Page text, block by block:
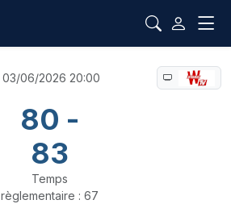
03/06/2026 20:00
80 -
83
Temps
règlementaire : 67